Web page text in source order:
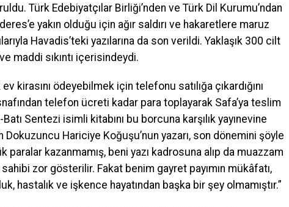
Türk Edebiyatçılar Birliği’nden ve Türk Dil Kurumu’ndan
yakın olduğu için ağır saldırı ve hakaretlere maruz
Havadis’teki yazılarına da son verildi. Yaklaşık 300 cilt
maddi sıkıntı içerisindeydi.
ev kirasını ödeyebilmek için telefonu satılığa çıkardığını
telefon ücreti kadar para toplayarak Safa’ya teslim
Sentezi isimli kitabını bu borcuna karşılık yayınevine
Hariciye Koğuşu’nun yazarı, son dönemini şöyle
paralar kazanmamış, beni yazı kadrosuna alıp da muazzam
zor gösterilir. Fakat benim gayret payımın mükâfatı,
hastalık ve işkence hayatından başka bir şey olmamıştır.”